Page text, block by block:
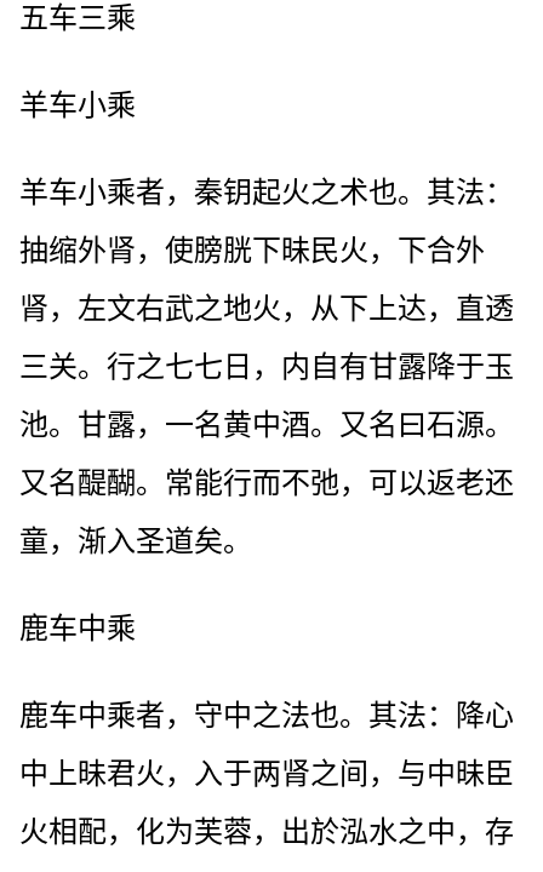
五车三乘
羊车小乘
羊车小乘者，秦钥起火之术也。其法：
抽缩外肾，使膀胱下昧民火，下合外
肾，左文右武之地火，从下上达，直透
三关。行之七七日，内自有甘露降于玉
池。甘露，一名黄中酒。又名曰石源。
又名醍醐。常能行而不弛，可以返老还
童，渐入圣道矣。
鹿车中乘
鹿车中乘者，守中之法也。其法：降心
中上昧君火，入于两肾之间，与中昧臣
火相配，化为芙蓉，出於泓水之中，存